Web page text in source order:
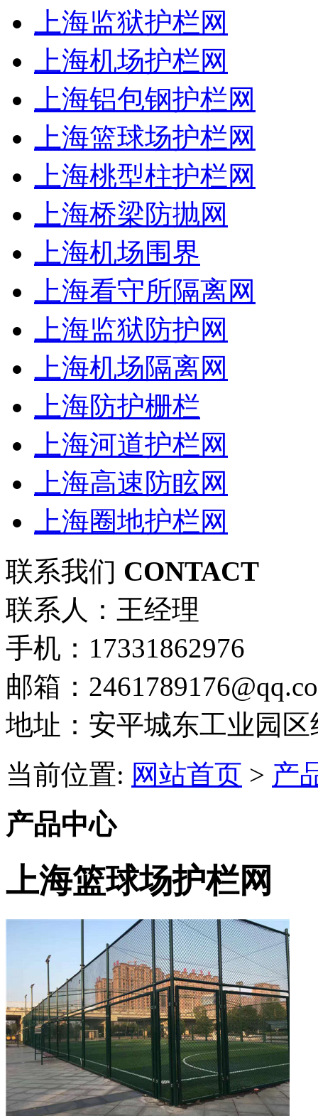
上海监狱护栏网
上海机场护栏网
上海铝包钢护栏网
上海篮球场护栏网
上海桃型柱护栏网
上海桥梁防抛网
上海机场围界
上海看守所隔离网
上海监狱防护网
上海机场隔离网
上海防护栅栏
上海河道护栏网
上海高速防眩网
上海圈地护栏网
联系我们 CONTACT
联系人：王经理
手机：17331862976
邮箱：
地址：安平城东工业园区
当前位置: 网站首页 > 产
产品中心
上海篮球场护栏网